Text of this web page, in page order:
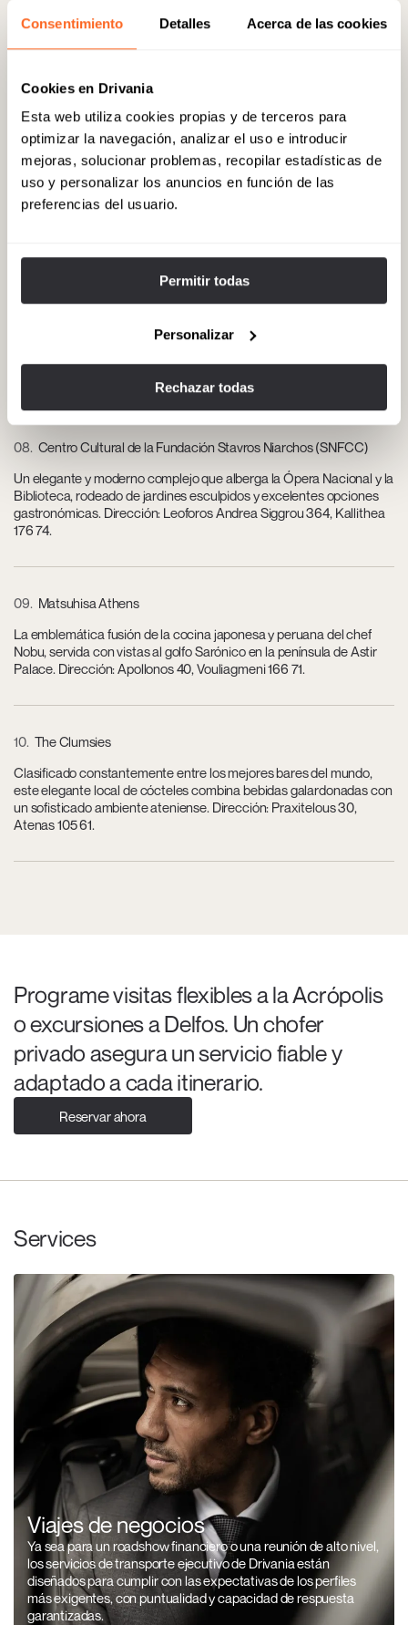
Consentimiento Detalles Acerca de las cookies
Cookies en Drivania
Esta web utiliza cookies propias y de terceros para
optimizar la navegación, analizar el uso e introducir
mejoras, solucionar problemas, recopilar estadísticas de
uso y personalizar los anuncios en función de las
preferencias del usuario.
Permitir todas
Personalizar
Rechazar todas
exquisita cocina mediterránea con impresionantes vistas de la
Acrópolis iluminada por la noche. Dirección: 1 Vasileos Georgiou A’
06 Zonar’s Athens
Un legendario café-restaurante rediseñado con una belleza
excepcional, que combina el carisma de la antigua Atenas con un
elegante menú de estilo brasserie. Dirección: Voukourestiou 9,
Atenas 106 71.
galerías de lujo, cafeterías conceptuales y gente elegante.
08 Centro Cultural de la Fundación Stavros Niarchos (SNFCC)
Un elegante y moderno complejo que alberga la Ópera Nacional y la
Biblioteca, rodeado de jardines esculpidos y excelentes opciones
gastronómicas. Dirección: Leoforos Andrea Siggrou 364, Kallithea
176 74.
09
Matsuhisa Athens
La emblemática fusión de la cocina japonesa y peruana del chef
Nobu, servida con vistas al golfo Sarónico en la península de Astir
Palace. Dirección: Apollonos 40, Vouliagmeni 166 71.
10 The Clumsies
Clasificado constantemente entre los mejores bares del mundo,
este elegante local de cócteles combina bebidas galardonadas con
un sofisticado ambiente ateniense. Dirección: Praxitelous 30,
Atenas 105 61.
Programe visitas flexibles a la Acrópolis
o excursiones a Delfos. Un chofer
privado asegura un servicio fiable y
adaptado a cada itinerario.
Reservar ahora
Services
Viajes de negocios
Ya sea para un roadshow financiero o una reunión de alto nivel,
los servicios de transporte ejecutivo de Drivania están
diseñados para cumplir con las expectativas de los perfiles
más exigentes, con puntualidad y capacidad de respuesta
garantizadas.